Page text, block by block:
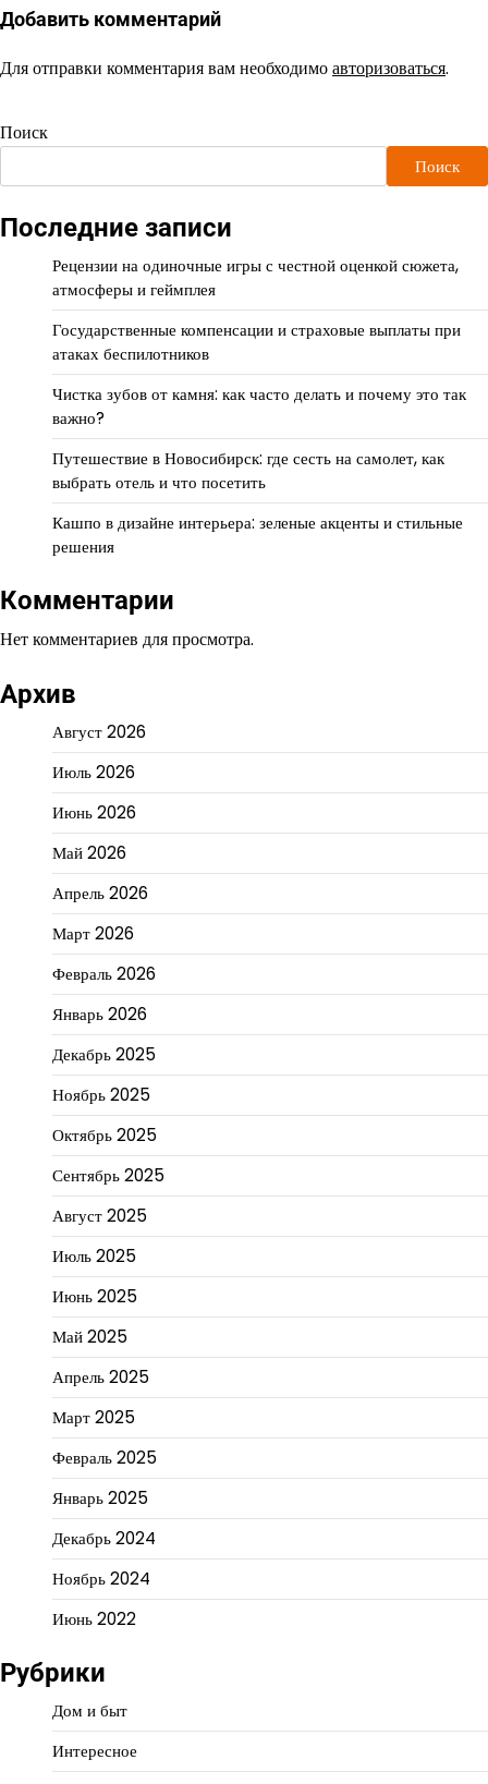
Добавить комментарий
Для отправки комментария вам необходимоавторизоваться.
Поиск
Поиск
Последние записи
Рецензии на одиночные игры с честной оценкой сюжета,
атмосферы и геймплея
Государственные компенсации и страховые выплаты при
атаках беспилотников
Чистка зубов от камня: как часто делать и почему это так
важно?
Путешествие в Новосибирск: где сесть на самолет, как
выбрать отель и что посетить
Кашпо в дизайне интерьера: зеленые акценты и стильные
решения
Комментарии
Нет комментариев для просмотра.
Архив
Август 2026
Июль 2026
Июнь 2026
Май 2026
Апрель 2026
Март 2026
Февраль 2026
Январь 2026
Декабрь 2025
Ноябрь 2025
Октябрь 2025
Сентябрь 2025
Август 2025
Июль 2025
Июнь 2025
Май 2025
Апрель 2025
Март 2025
Февраль 2025
Январь 2025
Декабрь 2024
Ноябрь 2024
Июнь 2022
Рубрики
Дом и быт
Интересное